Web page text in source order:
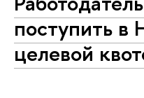
поступить
целевой